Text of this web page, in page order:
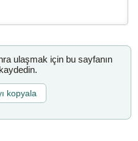
ulaşmak için bu sayfanın
kopyala